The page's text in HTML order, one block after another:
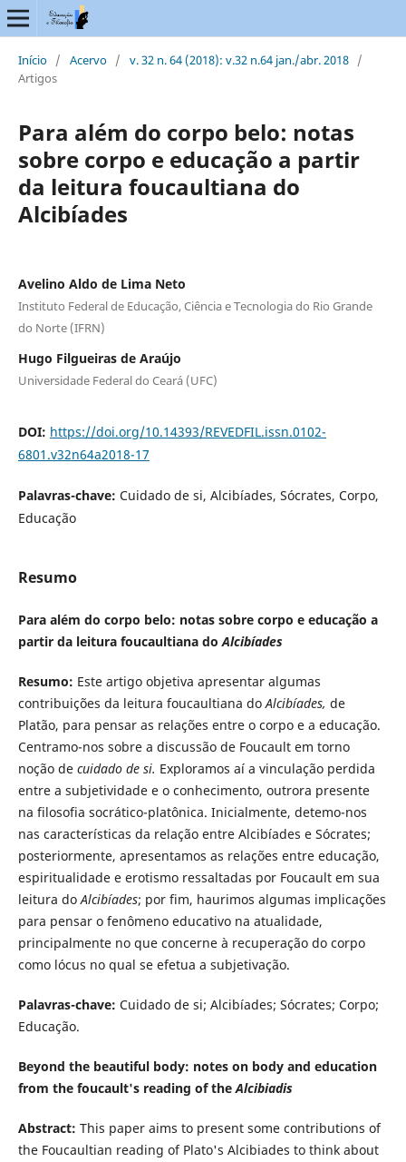
Início / Acervo / v. 32 n. 64 (2018): v.32 n.64 jan./abr. 2018 /
Artigos
Para além do corpo belo: notas
sobre corpo e educação a partir
da leitura foucaultiana do
Alcibíades
Avelino Aldo de Lima Neto
Instituto Federal de Educação, Ciência e Tecnologia do Rio Grande
do Norte (IFRN)
Hugo Filgueiras de Araújo
Universidade Federal do Ceará (UFC)
DOI: https://doi.org/10.14393/REVEDFIL.issn.0102-
6801.v32n64a2018-17
Palavras-chave: Cuidado de si, Alcibíades, Sócrates, Corpo,
Educação
Resumo
Para além do corpo belo: notas sobre corpo e educação a
partir da leitura foucaultiana doAlcibíades
Resumo: Este artigo objetiva apresentar algumas
contribuições da leitura foucaultiana doAlcibíades, de
Platão, para pensar as relações entre o corpo e a educação.
Centramo-nos sobre a discussão de Foucault em torno
noção de cuidado de si. Exploramos aí a vinculação perdida
entre a subjetividade e o conhecimento, outrora presente
na filosofia socrático-platônica. Inicialmente, detemo-nos
nas características da relação entre Alcibíades e Sócrates;
posteriormente, apresentamos as relações entre educação,
espiritualidade e erotismo ressaltadas por Foucault em sua
leitura doAlcibíades; por fim, haurimos algumas implicações
para pensar o fenômeno educativo na atualidade,
principalmente no que concerne à recuperação do corpo
como lócus no qual se efetua a subjetivação.
Palavras-chave: Cuidado de si; Alcibíades; Sócrates; Corpo;
Educação.
Beyond the beautiful body: notes on body and education
from the foucault's reading of theAlcibiadis
Abstract: This paper aims to present some contributions of
the Foucaultian reading of Plato's Alcibiades to think about